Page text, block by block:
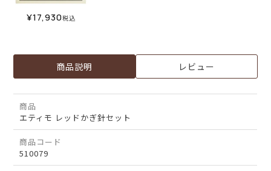
¥17,930税込
商品説明 レビュー
商品
エティモ レッドかぎ針セット
商品コード
510079